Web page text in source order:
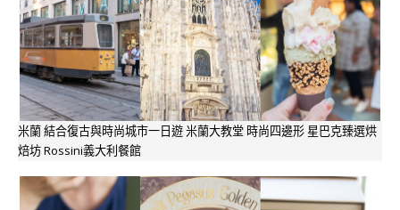
米蘭 結合復古與時尚城市一日遊 米蘭大教堂 時尚四邊形 星巴克臻選烘
焙坊 Rossini義大利餐館